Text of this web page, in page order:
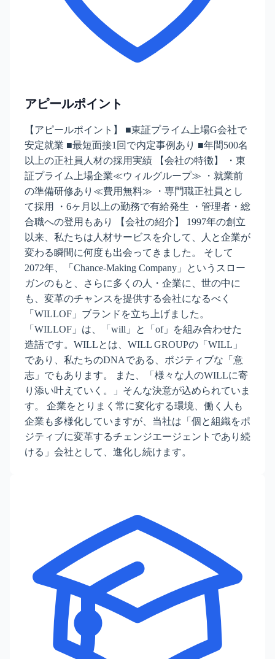
アピールポイント
【アピールポイント】 ■東証プライム上場G会社で
安定就業 ■最短面接1回で内定事例あり ■年間500名
以上の正社員人材の採用実績 【会社の特徴】 ・東
証プライム上場企業≪ウィルグループ≫ ・就業前
の準備研修あり≪費用無料≫ ・専門職正社員とし
て採用 ・6ヶ月以上の勤務で有給発生 ・管理者・総
合職への登用もあり 【会社の紹介】 1997年の創立
以来、私たちは人材サービスを介して、人と企業が
変わる瞬間に何度も出会ってきました。 そして
2072年、「Chance-Making Company」というスロー
ガンのもと、さらに多くの人・企業に、世の中に
も、変革のチャンスを提供する会社になるべく
「WILLOF」ブランドを立ち上げました。
「WILLOF」は、「will」と「of」を組み合わせた
造語です。WILLとは、WILL GROUPの「WILL」
であり、私たちのDNAである、ポジティブな「意
志」でもあります。 また、「様々な人のWILLに寄
り添い叶えていく。」そんな決意が込められていま
す。 企業をとりまく常に変化する環境、働く人も
企業も多様化していますが、当社は「個と組織をポ
ジティブに変革するチェンジエージェントであり続
ける」会社として、進化し続けます。